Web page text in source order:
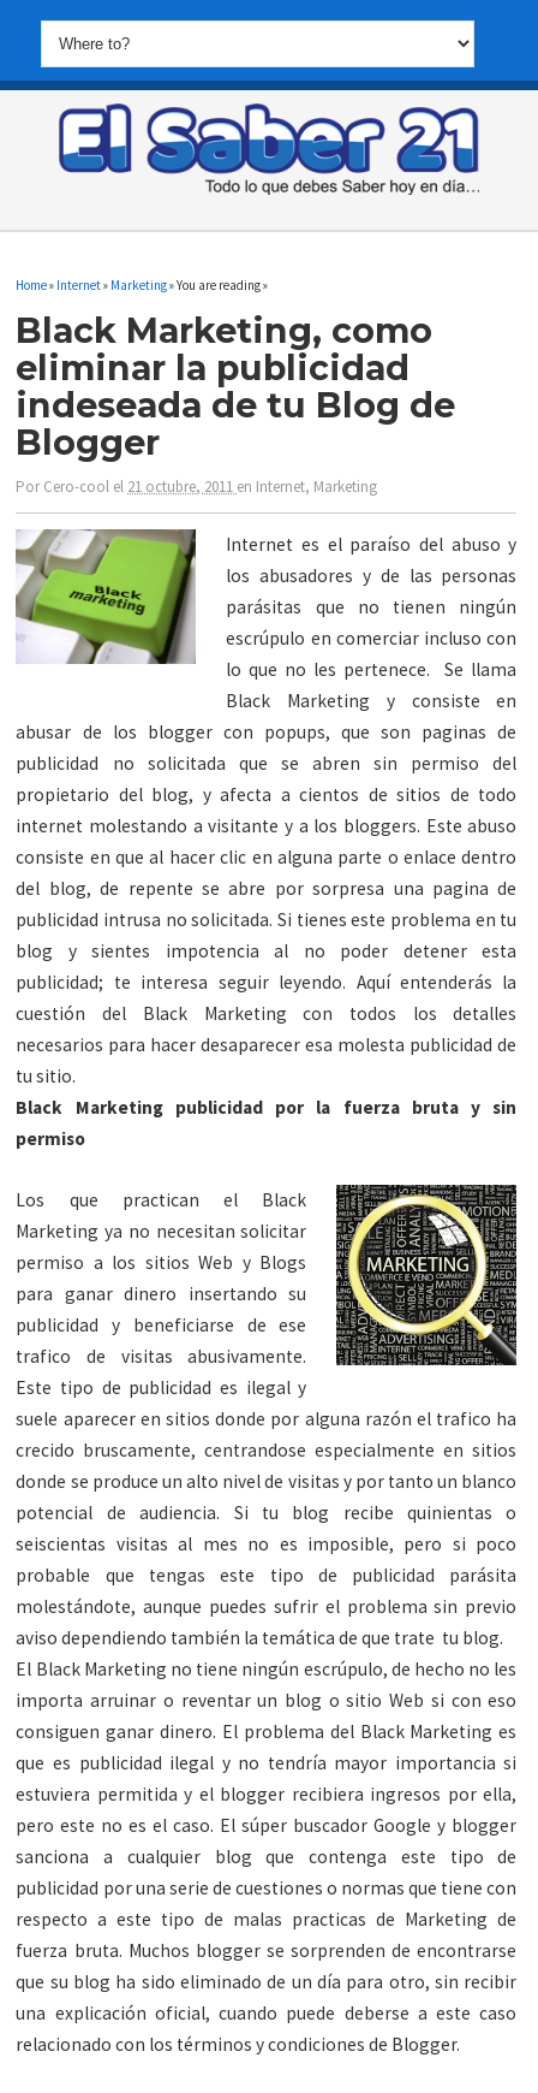
Home» Internet» Marketing» You are reading »
Black Marketing, como
eliminar la publicidad
indeseada de tu Blog de
Blogger
PorCero-cool el 21 octubre, 2011 en Internet, Marketing
Internet es el paraíso del abuso y
los abusadores y de las personas
parásitas que no tienen ningún
escrúpulo en comerciar incluso con
lo que no les pertenece. Se llama
Black Marketing y consiste en
abusar de los blogger con popups, que son paginas de
publicidad no solicitada que se abren sin permiso del
propietario del blog, y afecta a cientos de sitios de todo
internet molestando a visitante y a los bloggers. Este abuso
consiste en que al hacer clic en alguna parte o enlace dentro
del blog, de repente se abre por sorpresa una pagina de
publicidad intrusa no solicitada. Si tienes este problema en tu
blog y sientes impotencia al no poder detener esta
publicidad; te interesa seguir leyendo. Aquí entenderás la
cuestión del Black Marketing con todos los detalles
necesarios para hacer desaparecer esa molesta publicidad de
tu sitio.
Black Marketing publicidad por la fuerza bruta y sin
permiso
Los que practican el Black
Marketing ya no necesitan solicitar
permiso a los sitios Web y Blogs
para ganar dinero insertando su
publicidad y beneficiarse de ese
trafico de visitas abusivamente.
Este tipo de publicidad es ilegal y
suele aparecer en sitios donde por alguna razón el trafico ha
crecido bruscamente, centrandose especialmente en sitios
donde se produce un alto nivel de visitas y por tanto un blanco
potencial de audiencia. Si tu blog recibe quinientas o
seiscientas visitas al mes no es imposible, pero si poco
probable que tengas este tipo de publicidad parásita
molestándote, aunque puedes sufrir el problema sin previo
aviso dependiendo también la temática de que trate tu blog.
El Black Marketing no tiene ningún escrúpulo, de hecho no les
importa arruinar o reventar un blog o sitio Web si con eso
consiguen ganar dinero. El problema del Black Marketing es
que es publicidad ilegal y no tendría mayor importancia si
estuviera permitida y el blogger recibiera ingresos por ella,
pero este no es el caso. El súper buscador Google y blogger
sanciona a cualquier blog que contenga este tipo de
publicidad por una serie de cuestiones o normas que tiene con
respecto a este tipo de malas practicas de Marketing de
fuerza bruta. Muchos blogger se sorprenden de encontrarse
que su blog ha sido eliminado de un día para otro, sin recibir
una explicación oficial, cuando puede deberse a este caso
relacionado con los términos y condiciones de Blogger.